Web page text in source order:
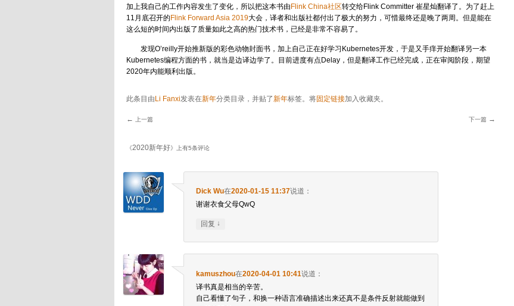
加上我自己的工作内容发生了变化，所以把这本书由Flink China社区转交给Flink Committer 崔星灿翻译了。为了赶上
11月底召开的Flink Forward Asia 2019大会，译者和出版社都付出了极大的努力，可惜最终还是晚了两周。但是能在
这么短的时间内出版了质量如此之高的热门技术书，已经是非常不容易了。
发现O’reilly开始推新版的彩色动物封面书，加上自己正在好学习Kubernetes开发，于是又手痒开始翻译另一本
Kubernetes编程方面的书，就当是边译边学了。目前进度有点Delay，但是翻译工作已经完成，正在审阅阶段，期望
2020年内能顺利出版。
此条目由Li Fanxi发表在新年分类目录，并贴了新年标签。将固定链接加入收藏夹。
文章导航
← 上一篇 下一篇 →
《2020新年好》上有5条评论
Dick Wu在2020-01-15 11:37说道：
谢谢衣食父母QwQ
回复 ↓
kamuszhou在2020-04-01 10:41说道：
译书真是相当的辛苦。
自己看懂了句子，和换一种语言准确描述出来还真不是条件反射就能做到